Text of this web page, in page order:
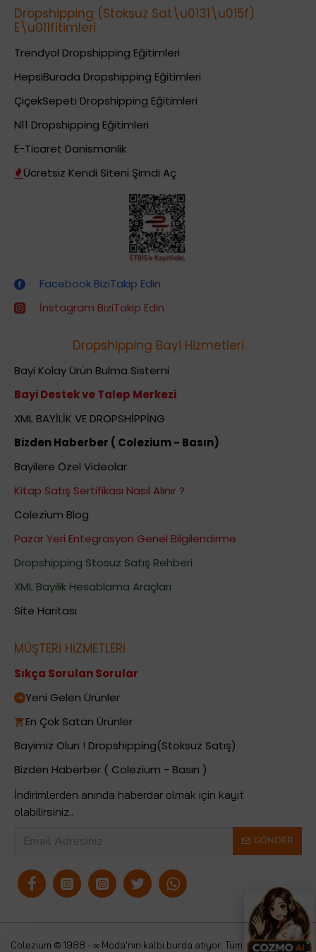
Dropshipping (Stoksuz Sat\u0131\u015f)
E\u011fitimleri
Trendyol Dropshipping Eğitimleri
HepsiBurada Dropshipping Eğitimleri
ÇiçekSepeti Dropshipping Eğitimleri
N11 Dropshipping Eğitimleri
E-Ticaret Danismanlik
Ücretsiz Kendi Siteni Şimdi Aç
Facebook BiziTakip Edin
İnstagram BiziTakip Edin
Dropshipping Bayi Hizmetleri
Bayi Kolay Ürün Bulma Sistemi
Bayi Destek ve Talep Merkezi
XML BAYİLİK VE DROPSHİPPİNG
Bizden Haberber ( Colezium - Basın)
Bayilere Özel Videolar
Kitap Satış Sertifikası Nasıl Alınır ?
Colezium Blog
Pazar Yeri Entegrasyon Genel Bilgilendirme
Dropshipping Stosuz Satış Rehberi
XML Bayilik Hesablama Araçları
Site Haritası
MÜŞTERİ HİZMETLERİ
Sıkça Sorulan Sorular
Yeni Gelen Ürünler
En Çok Satan Ürünler
Bayimiz Olun ! Dropshipping(Stoksuz Satış)
Bizden Haberber ( Colezium - Basın )
İndirimlerden anında haberdar olmak için kayıt
olabilirsiniz..
GÖNDER
Colezium © 1988 - ∞ Moda'nın kalbi burda atıyor. Tüm